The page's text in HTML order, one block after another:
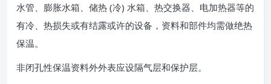
水管、膨胀水箱、储热 (冷) 水箱、热交换器、电加热器等的
有冷、热损失或有结露或许的设备，资料和部件均需做绝热
保温。
非闭孔性保温资料外外表应设隔气层和保护层。